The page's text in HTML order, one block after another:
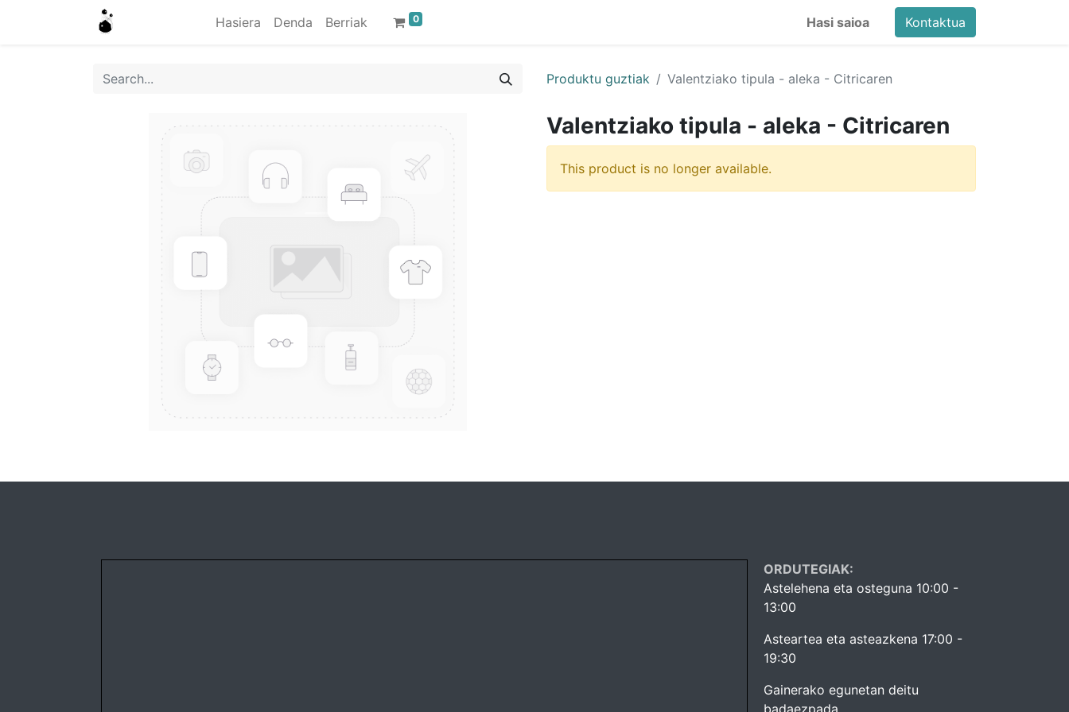
Hasiera Denda Berriak 0 Hasi saioa Kontaktua
Produktu guztiak Valentziako tipula - aleka - Citricaren
Valentziako tipula - aleka - Citricaren
This product is no longer available.
ORDUTEGIAK:
Astelehena eta osteguna 10:00 -
13:00
Asteartea eta asteazkena 17:00 -
19:30
Gainerako egunetan deitu
badaezpada